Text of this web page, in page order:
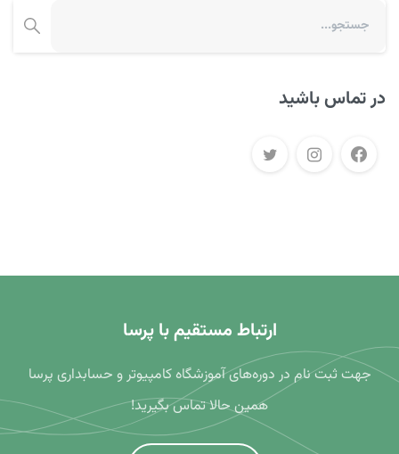
در تماس باشید
ارتباط مستقیم با پرسا
جهت ثبت نام در دوره‌های آموزشگاه کامپیوتر و حسابداری پرسا
همین حالا تماس بگیرید!